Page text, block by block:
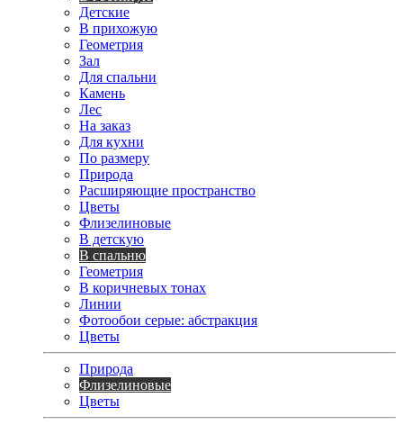
Детские
В прихожую
Геометрия
Зал
Для спальни
Камень
Лес
На заказ
Для кухни
По размеру
Природа
Расширяющие пространство
Цветы
Флизелиновые
В детскую
В спальню
Геометрия
В коричневых тонах
Линии
Фотообои серые: абстракция
Цветы
Природа
Флизелиновые
Цветы